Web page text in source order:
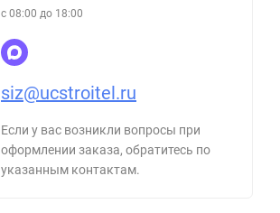
с 08:00 до 18:00
siz@ucstroitel.ru
Если у вас возникли вопросы при
оформлении заказа, обратитесь по
указанным контактам.